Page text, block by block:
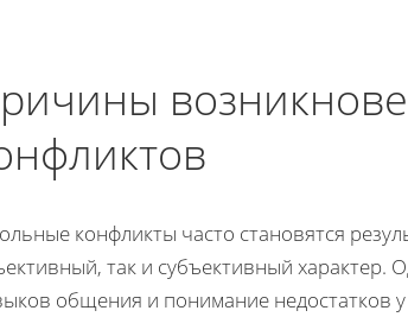
конфликты часто становятся
так и субъективный характер.
общения и понимание недостатков